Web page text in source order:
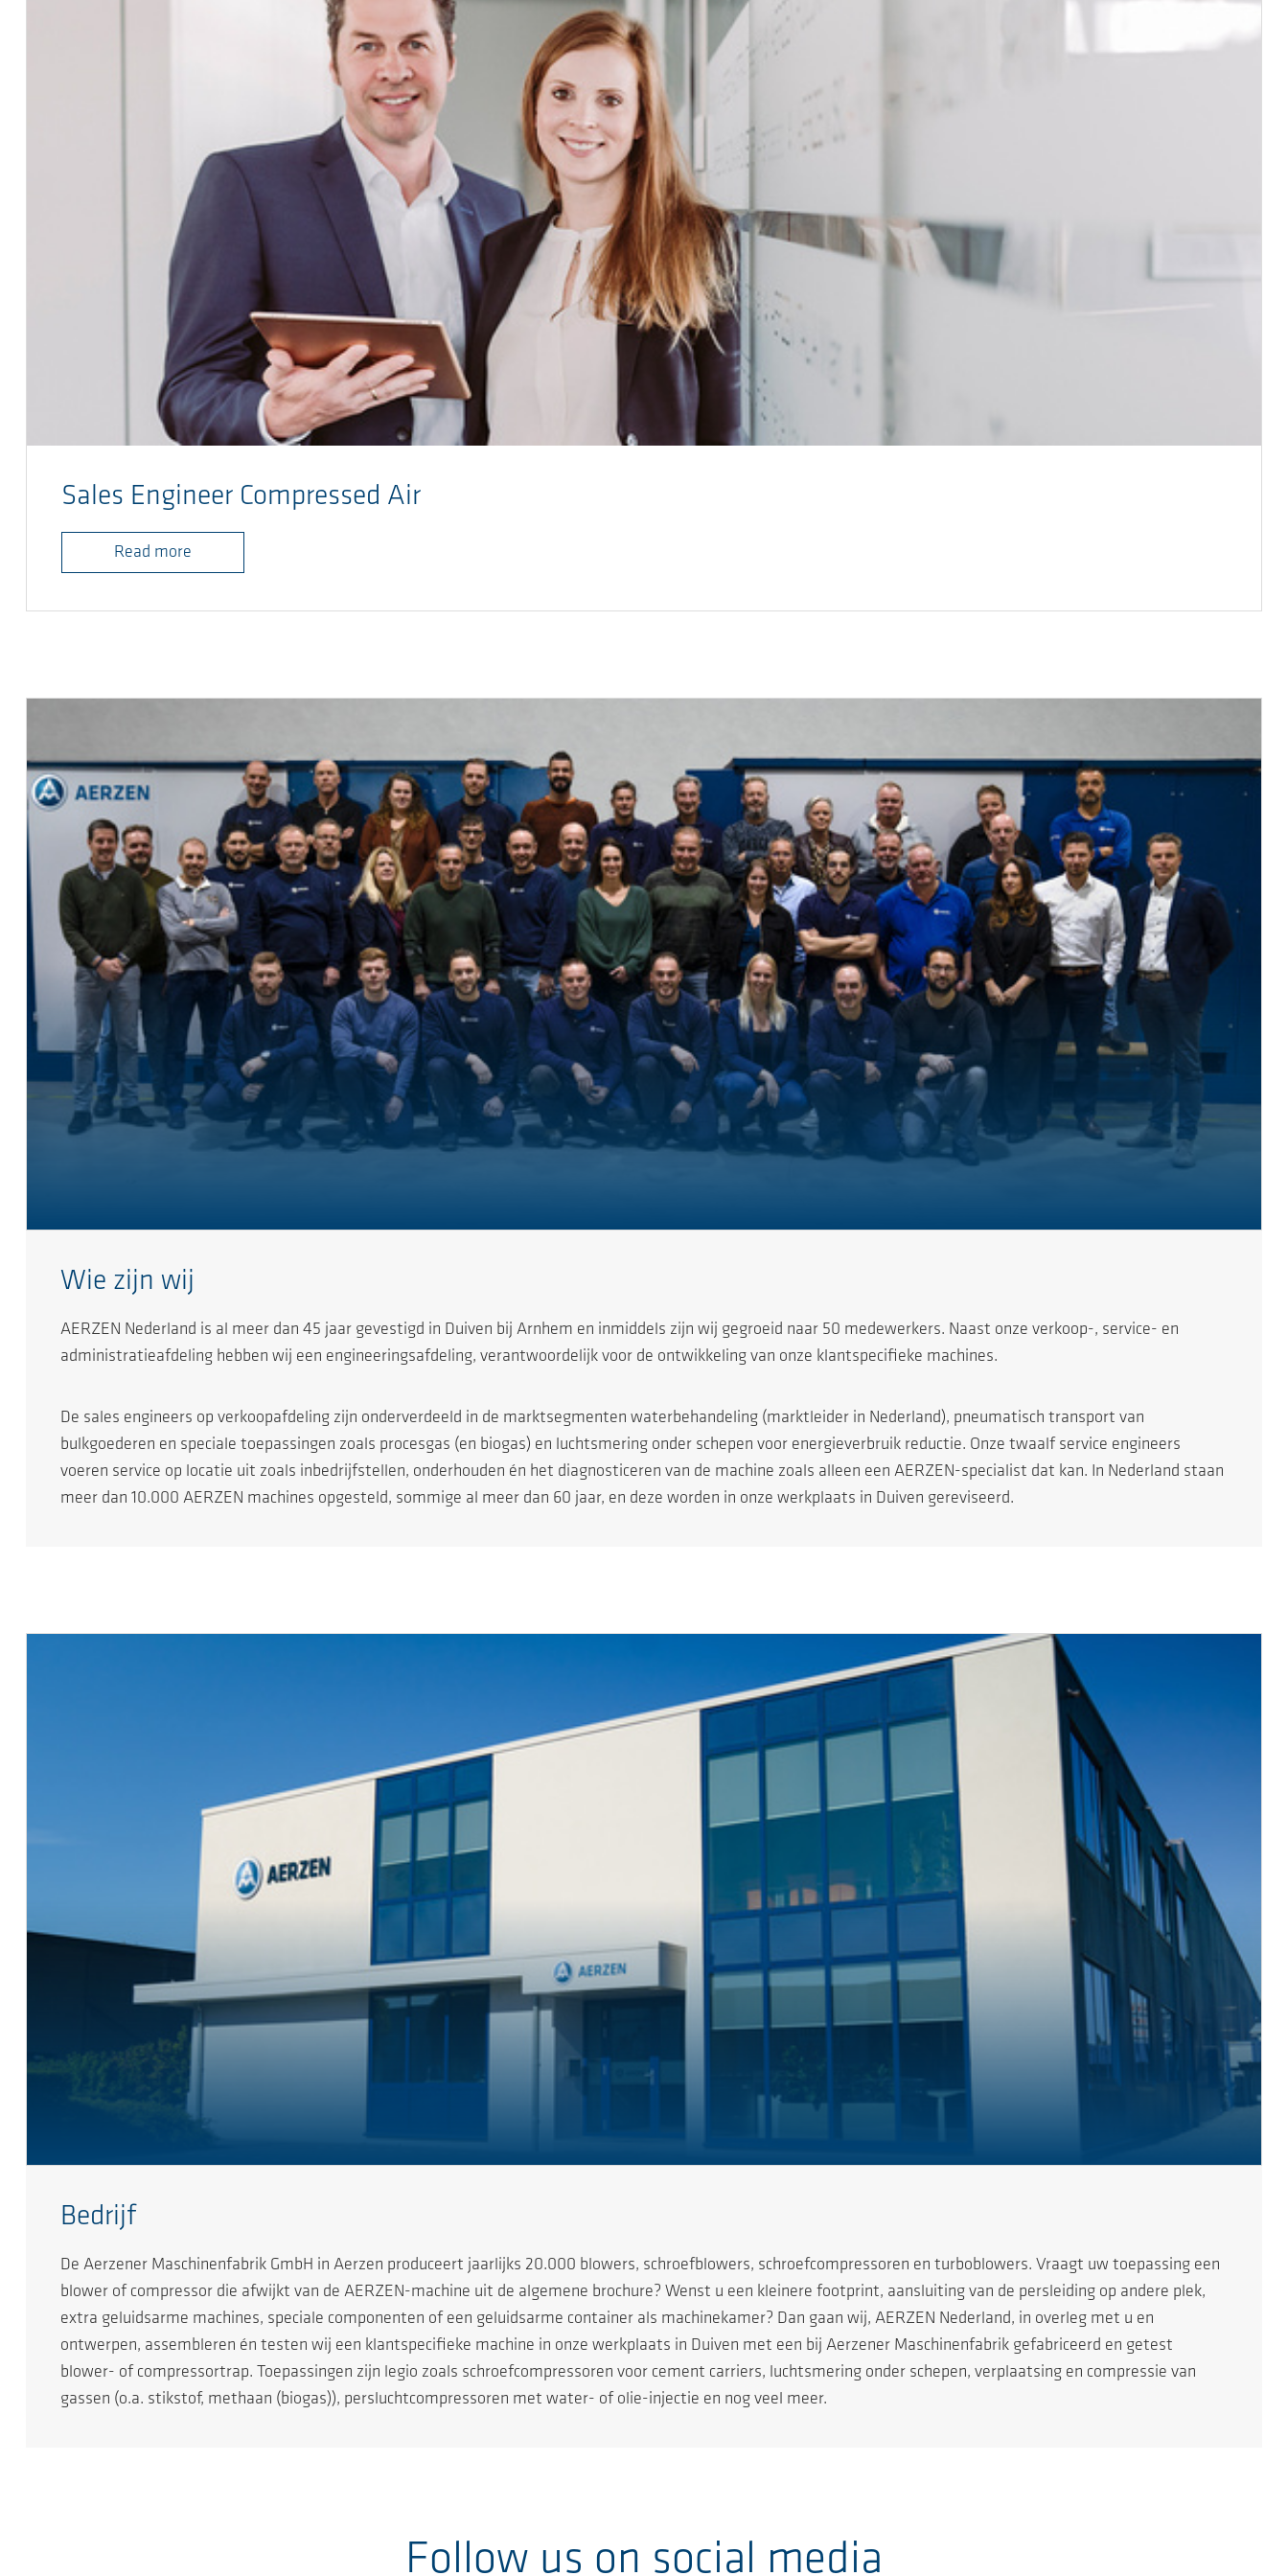
Sales Engineer Compressed Air
Read more
Wie zijn wij
AERZEN Nederland is al meer dan 45 jaar gevestigd in Duiven bij Arnhem en inmiddels zijn wij gegroeid naar 50 medewerkers. Naast onze verkoop-, service- en
administratieafdeling hebben wij een engineeringsafdeling, verantwoordelijk voor de ontwikkeling van onze klantspecifieke machines.
De sales engineers op verkoopafdeling zijn onderverdeeld in de marktsegmenten waterbehandeling (marktleider in Nederland), pneumatisch transport van
bulkgoederen en speciale toepassingen zoals procesgas (en biogas) en luchtsmering onder schepen voor energieverbruik reductie. Onze twaalf service engineers
voeren service op locatie uit zoals inbedrijfstellen, onderhouden én het diagnosticeren van de machine zoals alleen een AERZEN-specialist dat kan. In Nederland staan
meer dan 10.000 AERZEN machines opgesteld, sommige al meer dan 60 jaar, en deze worden in onze werkplaats in Duiven gereviseerd.
Bedrijf
De Aerzener Maschinenfabrik GmbH in Aerzen produceert jaarlijks 20.000 blowers, schroefblowers, schroefcompressoren en turboblowers. Vraagt uw toepassing een
blower of compressor die afwijkt van de AERZEN-machine uit de algemene brochure? Wenst u een kleinere footprint, aansluiting van de persleiding op andere plek,
extra geluidsarme machines, speciale componenten of een geluidsarme container als machinekamer? Dan gaan wij, AERZEN Nederland, in overleg met u en
ontwerpen, assembleren én testen wij een klantspecifieke machine in onze werkplaats in Duiven met een bij Aerzener Maschinenfabrik gefabriceerd en getest
blower- of compressortrap. Toepassingen zijn legio zoals schroefcompressoren voor cement carriers, luchtsmering onder schepen, verplaatsing en compressie van
gassen (o.a. stikstof, methaan (biogas)), persluchtcompressoren met water- of olie-injectie en nog veel meer.
Follow us on social media